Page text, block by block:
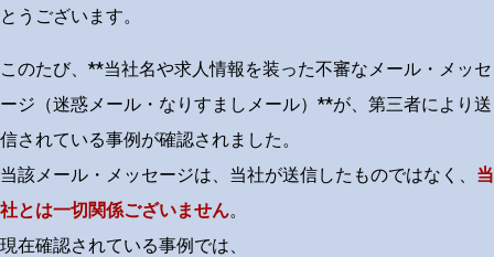
とうございます。
このたび、 **当社名や求人情報を装った不審なメール・メッセ
ージ（迷惑メール・なりすましメール） **が、第三者により送
信されている事例が確認されました。
当該メール・メッセージは、当社が送信したものではなく、 当
社とは一切関係ございません。
現在確認されている事例では、